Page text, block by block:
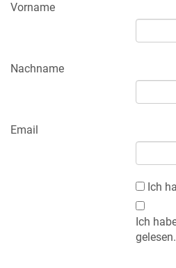
Vorname
Nachname
Email
Ich
Ich
gelesen.